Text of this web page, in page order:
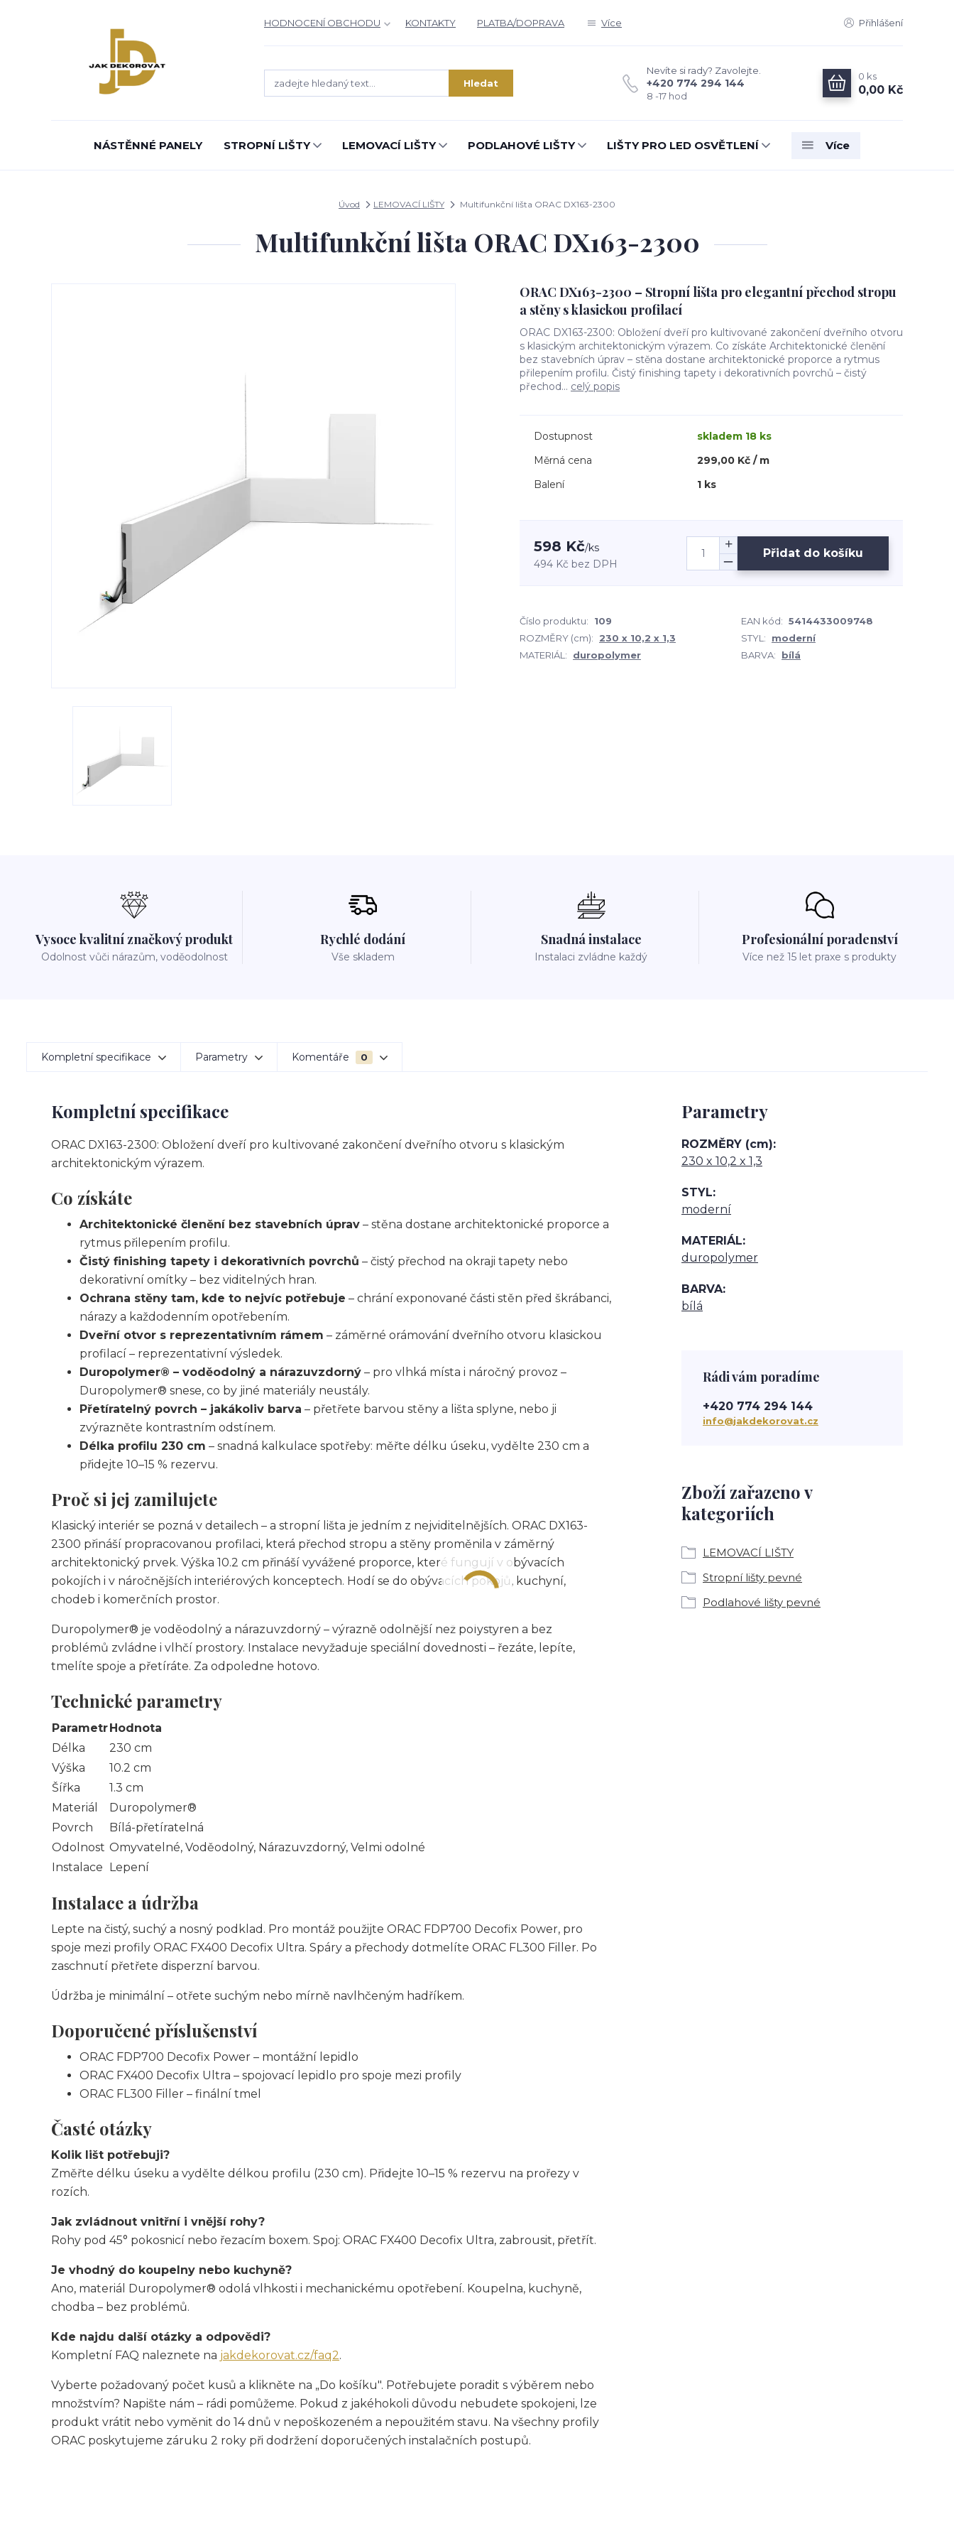
HODNOCENÍ OBCHODU KONTAKTY PLATBA/DOPRAVA Více Přihlášení
Hledat
Nevíte si rady? Zavolejte.
+420 774 294 144
8 -17 hod
0 ks
0,00 Kč
NÁSTĚNNÉ PANELY STROPNÍ LIŠTY LEMOVACÍ LIŠTY PODLAHOVÉ LIŠTY LIŠTY PRO LED OSVĚTLENÍ Více
Úvod LEMOVACÍ LIŠTY Multifunkční lišta ORAC DX163-2300
Multifunkční lišta ORAC DX163-2300
ORAC DX163-2300 – Stropní lišta pro elegantní přechod stropu
a stěny s klasickou profilací
ORAC DX163-2300: Obložení dveří pro kultivované zakončení dveřního otvoru
s klasickým architektonickým výrazem. Co získáte Architektonické členění
bez stavebních úprav – stěna dostane architektonické proporce a rytmus
přilepením profilu. Čistý finishing tapety i dekorativních povrchů – čistý
přechod... celý popis
Dostupnost
skladem 18 ks
Měrná cena
299,00 Kč / m
Balení
1 ks
598 Kč/ks
494 Kč bez DPH
Přidat do košíku
Číslo produktu: 109 EAN kód: 5414433009748
ROZMĚRY (cm):
230 x 10,2 x 1,3 STYL:
moderní
MATERIÁL:
duropolymer BARVA: bílá
Vysoce kvalitní značkový produkt
Odolnost vůči nárazům, voděodolnost
Rychlé dodání
Vše skladem
Snadná instalace
Instalaci zvládne každý
Profesionální poradenství
Více než 15 let praxe s produkty
Kompletní specifikace Parametry Komentáře 0
Kompletní specifikace
ORAC DX163-2300: Obložení dveří pro kultivované zakončení dveřního otvoru s klasickým
architektonickým výrazem.
Co získáte
Architektonické členění bez stavebních úprav – stěna dostane architektonické proporce a
rytmus přilepením profilu.
Čistý finishing tapety i dekorativních povrchů – čistý přechod na okraji tapety nebo
dekorativní omítky – bez viditelných hran.
Ochrana stěny tam, kde to nejvíc potřebuje – chrání exponované části stěn před škrábanci,
nárazy a každodenním opotřebením.
Dveřní otvor s reprezentativním rámem – záměrné orámování dveřního otvoru klasickou
profilací – reprezentativní výsledek.
Duropolymer® – voděodolný a nárazuvzdorný – pro vlhká místa i náročný provoz –
Duropolymer® snese, co by jiné materiály neustály.
Přetíratelný povrch – jakákoliv barva – přetřete barvou stěny a lišta splyne, nebo ji
zvýrazněte kontrastním odstínem.
Délka profilu 230 cm – snadná kalkulace spotřeby: měřte délku úseku, vydělte 230 cm a
přidejte 10–15 % rezervu.
Proč si jej zamilujete
Klasický interiér se pozná v detailech – a stropní lišta je jedním z nejviditelnějších. ORAC DX163-
2300 přináší propracovanou profilaci, která přechod stropu a stěny proměnila v záměrný
architektonický prvek. Výška 10.2 cm přináší vyvážené proporce, které fungují v obývacích
pokojích i v náročnějších interiérových konceptech. Hodí se do obývacích pokojů, kuchyní,
chodeb i komerčních prostor.
Duropolymer® je voděodolný a nárazuvzdorný – výrazně odolnější než polystyren a bez
problémů zvládne i vlhčí prostory. Instalace nevyžaduje speciální dovednosti – řezáte, lepíte,
tmelíte spoje a přetíráte. Za odpoledne hotovo.
Technické parametry
ParametrHodnota
Délka
230 cm
Výška
10.2 cm
Šířka
1.3 cm
Materiál
Duropolymer®
Povrch
Bílá-přetíratelná
Odolnost Omyvatelné, Voděodolný, Nárazuvzdorný, Velmi odolné
Instalace Lepení
Instalace a údržba
Lepte na čistý, suchý a nosný podklad. Pro montáž použijte ORAC FDP700 Decofix Power, pro
spoje mezi profily ORAC FX400 Decofix Ultra. Spáry a přechody dotmelíte ORAC FL300 Filler. Po
zaschnutí přetřete disperzní barvou.
Údržba je minimální – otřete suchým nebo mírně navlhčeným hadříkem.
Doporučené příslušenství
ORAC FDP700 Decofix Power – montážní lepidlo
ORAC FX400 Decofix Ultra – spojovací lepidlo pro spoje mezi profily
ORAC FL300 Filler – finální tmel
Časté otázky
Kolik lišt potřebuji?
Změřte délku úseku a vydělte délkou profilu (230 cm). Přidejte 10–15 % rezervu na prořezy v
rozích.
Jak zvládnout vnitřní i vnější rohy?
Rohy pod 45° pokosnicí nebo řezacím boxem. Spoj: ORAC FX400 Decofix Ultra, zabrousit, přetřít.
Je vhodný do koupelny nebo kuchyně?
Ano, materiál Duropolymer® odolá vlhkosti i mechanickému opotřebení. Koupelna, kuchyně,
chodba – bez problémů.
Kde najdu další otázky a odpovědi?
Kompletní FAQ naleznete na jakdekorovat.cz/faq2.
Vyberte požadovaný počet kusů a klikněte na „Do košíku". Potřebujete poradit s výběrem nebo
množstvím? Napište nám – rádi pomůžeme. Pokud z jakéhokoli důvodu nebudete spokojeni, lze
produkt vrátit nebo vyměnit do 14 dnů v nepoškozeném a nepoužitém stavu. Na všechny profily
ORAC poskytujeme záruku 2 roky při dodržení doporučených instalačních postupů.
Parametry
ROZMĚRY (cm)
230 x 10,2 x 1,3
STYL
moderní
MATERIÁL
duropolymer
BARVA
bílá
Zboží zařazeno v
kategoriích
LEMOVACÍ LIŠTY
Stropní lišty pevné
Podlahové lišty pevné
Rádi vám poradíme
+420 774 294 144
info@jakdekorovat.cz
interiérů?
Kam poslat informaci o novinkách v interiérovém designu?
Odeslat
Souhlasím se zpracováním osobních údajů
Zavřít